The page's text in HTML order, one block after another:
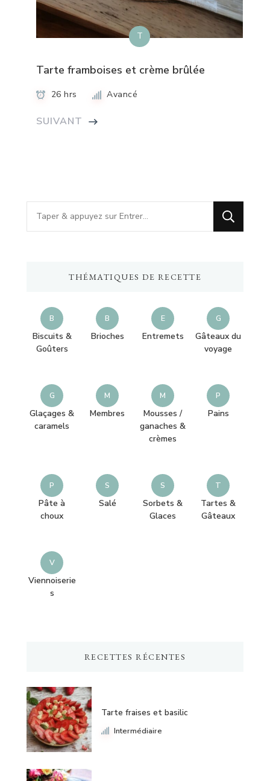
T
Tarte framboises et crème brûlée
26 hrs Avancé
SUIVANT
Vous
recherchiez
THÉMATIQUES DE RECETTE
B
Biscuits &
Goûters
B
Brioches
E
Entremets
G
Gâteaux du
voyage
G
Glaçages &
caramels
M
Membres
M
Mousses /
ganaches &
crèmes
P
Pains
P
Pâte à
choux
S
Salé
S
Sorbets &
Glaces
T
Tartes &
Gâteaux
V
Viennoiserie
s
RECETTES RÉCENTES
Tarte fraises et basilic
Intermédiaire